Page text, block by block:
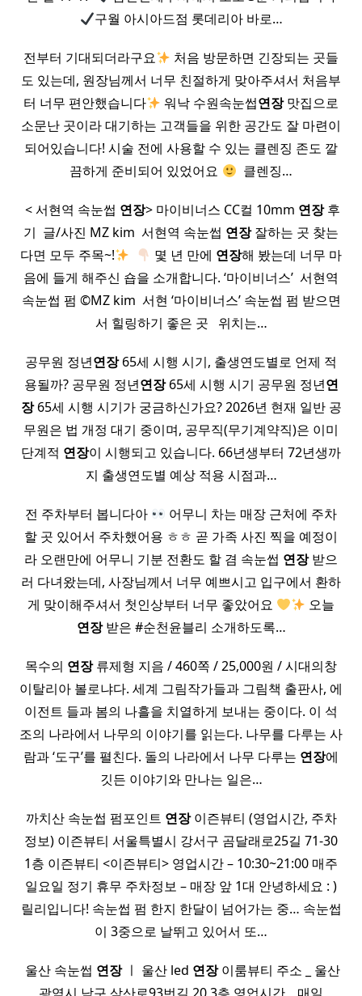
구월 아시아드점 롯데리아 바로…
전부터 기대되더라구요
처음 방문하면 긴장되는 곳들
도 있는데, 원장님께서 너무 친절하게 맞아주셔서 처음부
터 너무 편안했습니다
워낙 수원속눈썹연장맛집으로
소문난 곳이라 대기하는 고객들을 위한 공간도 잘 마련이
되어있습니다! 시술 전에 사용할 수 있는 클렌징 존도 깔
끔하게 준비되어 있었어요
​ 클렌징…
​ < 서현역 속눈썹 연장> 마이비너스 CC컬 10mm 연장후
기 ​ 글/사진 MZ kim ​ 서현역 속눈썹 연장잘하는 곳 찾는
다면 모두 주목~!
몇 년 만에 연장해 봤는데 너무 마
음에 들게 해주신 숍을 소개합니다. ‘마이비너스’ ​ 서현역
속눈썹 펌 ©MZ kim ​ 서현 ‘마이비너스’ 속눈썹 펌 받으면
서 힐링하기 좋은 곳 ​ ​ 위치는…
공무원 정년연장65세 시행 시기, 출생연도별로 언제 적
용될까? 공무원 정년연장65세 시행 시기 공무원 정년연
장65세 시행 시기가 궁금하신가요? 2026년 현재 일반 공
무원은 법 개정 대기 중이며, 공무직(무기계약직)은 이미
단계적 연장이 시행되고 있습니다. 66년생부터 72년생까
지 출생연도별 예상 적용 시점과…
전 주차부터 봅니다아
어무니 차는 매장 근처에 주차
할 곳 있어서 주차했어용 ㅎㅎ 곧 가족 사진 찍을 예정이
라 오랜만에 어무니 기분 전환도 할 겸 속눈썹 연장받으
러 다녀왔는데, 사장님께서 너무 예쁘시고 입구에서 환하
게 맞이해주셔서 첫인상부터 너무 좋았어요
오늘
연장받은 #순천윤블리 소개하도록…
목수의 연장류제형 지음 / 460쪽 / 25,000원 / 시대의창
이탈리아 볼로냐다. 세계 그림작가들과 그림책 출판사, 에
이전트 들과 봄의 나흘을 치열하게 보내는 중이다. 이 석
조의 나라에서 나무의 이야기를 읽는다. 나무를 다루는 사
람과 ‘도구’를 펼친다. 돌의 나라에서 나무 다루는 연장에
깃든 이야기와 만나는 일은…
까치산 속눈썹 펌포인트 연장이즌뷰티 (영업시간, 주차
정보) 이즌뷰티 서울특별시 강서구 곰달래로25길 71-30
1층 이즌뷰티 <이즌뷰티> 영업시간 – 10:30~21:00 매주
일요일 정기 휴무 주차정보 – 매장 앞 1대 안녕하세요 : )
릴리입니다! 속눈썹 펌 한지 한달이 넘어가는 중… 속눈썹
이 3중으로 날뛰고 있어서 또…
​ 울산 속눈썹 연장ㅣ 울산 led 연장이룸뷰티 주소 _ 울산